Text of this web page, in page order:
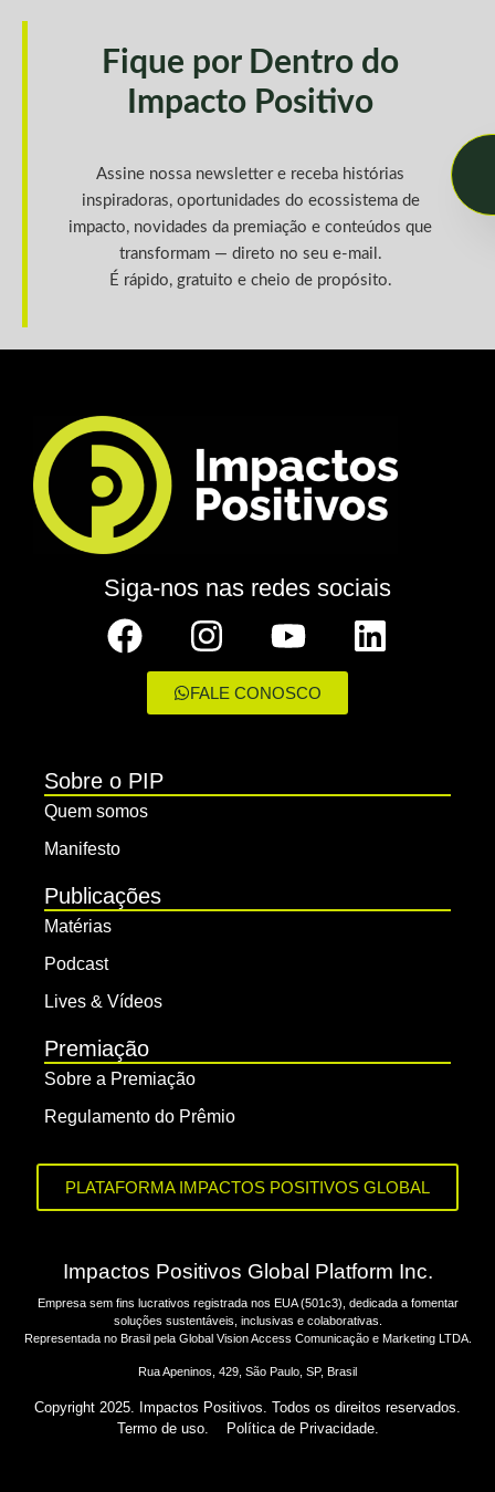
Fique por Dentro do
Impacto Positivo
Assine nossa newsletter e receba histórias
inspiradoras, oportunidades do ecossistema de
impacto, novidades da premiação e conteúdos que
transformam — direto no seu e-mail.
É rápido, gratuito e cheio de propósito.
Siga-nos nas redes sociais
FALE CONOSCO
Sobre o PIP
Quem somos
Manifesto
Publicações
Matérias
Podcast
Lives & Vídeos
Premiação
Sobre a Premiação
Regulamento do Prêmio
PLATAFORMA IMPACTOS POSITIVOS GLOBAL
Impactos Positivos Global Platform Inc.
Empresa sem fins lucrativos registrada nos EUA (501c3), dedicada a fomentar
soluções sustentáveis, inclusivas e colaborativas.
Representada no Brasil pela Global Vision Access Comunicação e Marketing LTDA.
Rua Apeninos, 429, São Paulo, SP, Brasil
Copyright 2025. Impactos Positivos. Todos os direitos reservados.
Termo de uso.
Política de Privacidade.